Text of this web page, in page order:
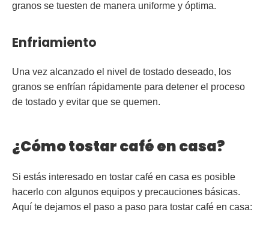
granos se tuesten de manera uniforme y óptima.
Enfriamiento
Una vez alcanzado el nivel de tostado deseado, los
granos se enfrían rápidamente para detener el proceso
de tostado y evitar que se quemen.
¿Cómo tostar café en casa?
Si estás interesado en tostar café en casa es posible
hacerlo con algunos equipos y precauciones básicas.
Aquí te dejamos el paso a paso para tostar café en casa: